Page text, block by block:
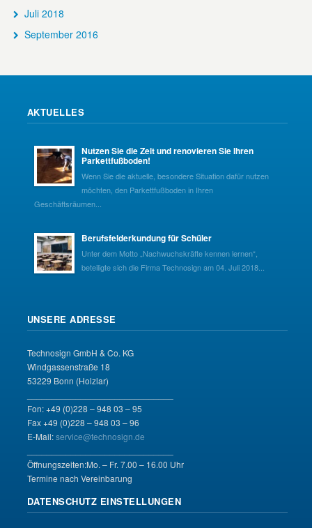
Juli 2018
September 2016
AKTUELLES
Nutzen Sie die Zeit und renovieren Sie Ihren
Parkettfußboden!
Wenn Sie die aktuelle, besondere Situation dafür nutzen
möchten, den Parkettfußboden in Ihren
Geschäftsräumen...
Berufsfelderkundung für Schüler
Unter dem Motto „Nachwuchskräfte kennen lernen“,
beteiligte sich die Firma Technosign am 04. Juli 2018...
UNSERE ADRESSE
Technosign GmbH & Co. KG
Windgassenstraße 18
53229 Bonn (Holzlar)
Fon: +49 (0)228 – 948 03 – 95
Fax +49 (0)228 – 948 03 – 96
E-Mail:service@technosign.de
Öffnungszeiten:Mo. – Fr. 7.00 – 16.00 Uhr
Termine nach Vereinbarung
DATENSCHUTZ EINSTELLUNGEN